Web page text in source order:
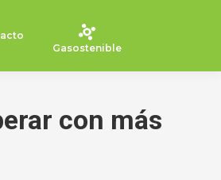
Gasostenible
con más